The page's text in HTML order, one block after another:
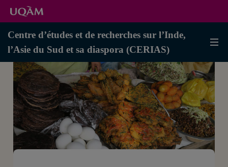
Centre d’études et de recherches sur l’Inde,
l’Asie du Sud et sa diaspora (CERIAS)